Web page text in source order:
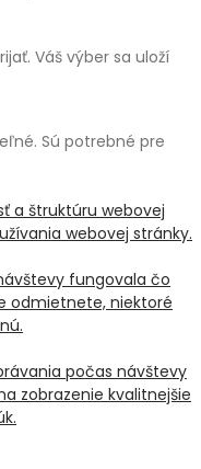
Váš výber sa uloží
Sú potrebné pre
a štruktúru webovej
webovej stránky.
fungovala čo
odmietnete, niektoré
počas návštevy
zobrazenie kvalitnejšie